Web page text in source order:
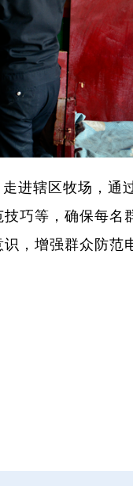
进辖区牧场，通
巧等，确保每
，增强群众防范